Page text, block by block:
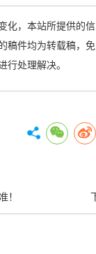
化，本站所提供的
稿件均为转载稿
行处理解决。
！